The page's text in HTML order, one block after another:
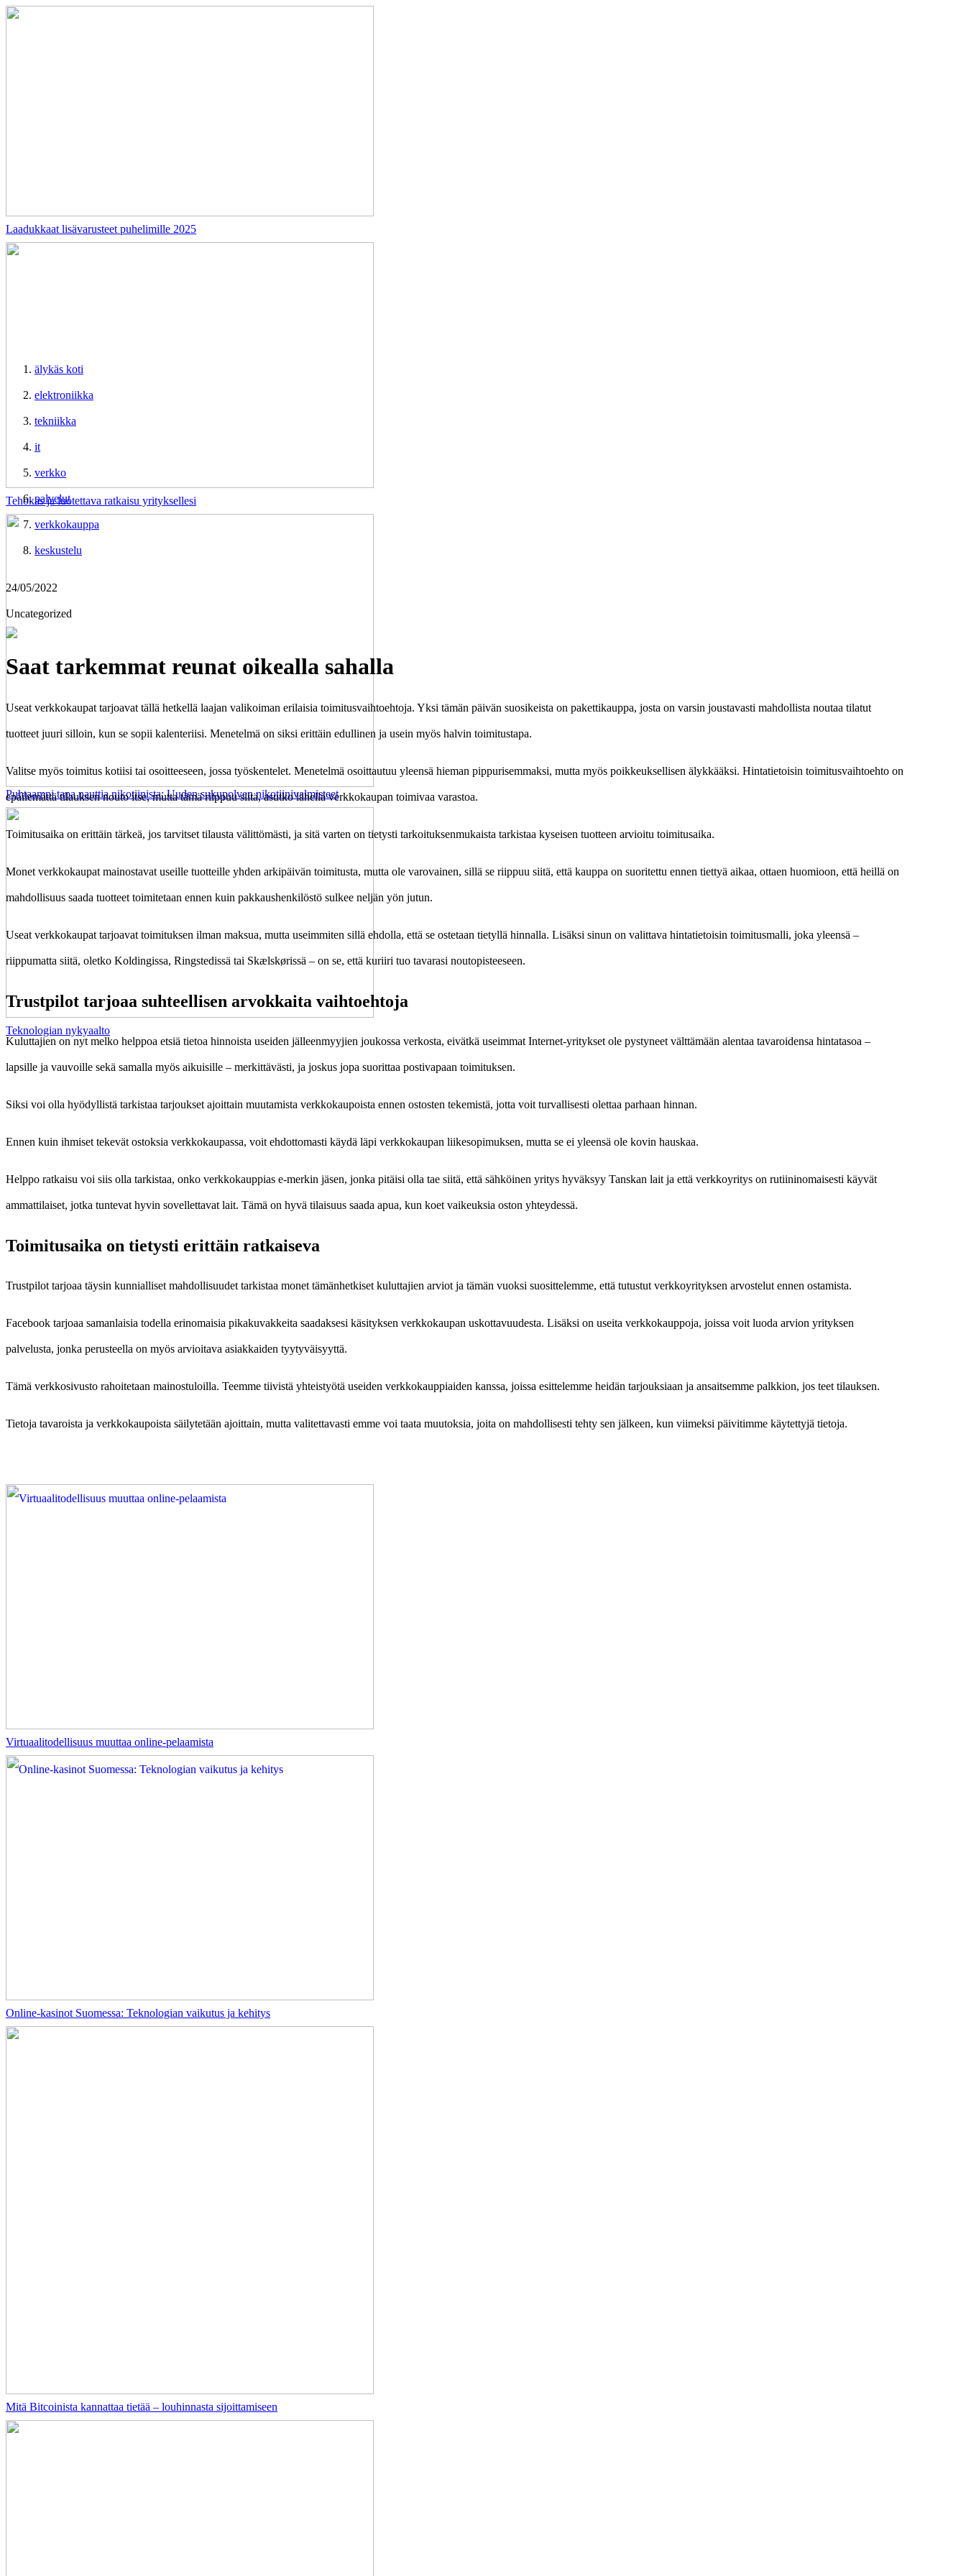
Laadukkaat lisävarusteet puhelimille 2025
Tehokas ja luotettava ratkaisu yrityksellesi
Puhtaampi tapa nauttia nikotiinista: Uuden sukupolven nikotiinivalmisteet
Teknologian nykyaalto
älykäs koti
elektroniikka
tekniikka
it
verkko
palvelut
verkkokauppa
keskustelu
24/05/2022
Uncategorized
Saat tarkemmat reunat oikealla sahalla
Useat verkkokaupat tarjoavat tällä hetkellä laajan valikoiman erilaisia toimitusvaihtoehtoja. Yksi tämän päivän suosikeista on pakettikauppa, josta on varsin joustavasti mahdollista noutaa tilatut
tuotteet juuri silloin, kun se sopii kalenteriisi. Menetelmä on siksi erittäin edullinen ja usein myös halvin toimitustapa.
Valitse myös toimitus kotiisi tai osoitteeseen, jossa työskentelet. Menetelmä osoittautuu yleensä hieman pippurisemmaksi, mutta myös poikkeuksellisen älykkääksi. Hintatietoisin toimitusvaihtoehto on
epäilemättä tilauksen nouto itse, mutta tämä riippuu siitä, asutko lähellä verkkokaupan toimivaa varastoa.
Toimitusaika on erittäin tärkeä, jos tarvitset tilausta välittömästi, ja sitä varten on tietysti tarkoituksenmukaista tarkistaa kyseisen tuotteen arvioitu toimitusaika.
Monet verkkokaupat mainostavat useille tuotteille yhden arkipäivän toimitusta, mutta ole varovainen, sillä se riippuu siitä, että kauppa on suoritettu ennen tiettyä aikaa, ottaen huomioon, että heillä on
mahdollisuus saada tuotteet toimitetaan ennen kuin pakkaushenkilöstö sulkee neljän yön jutun.
Useat verkkokaupat tarjoavat toimituksen ilman maksua, mutta useimmiten sillä ehdolla, että se ostetaan tietyllä hinnalla. Lisäksi sinun on valittava hintatietoisin toimitusmalli, joka yleensä –
riippumatta siitä, oletko Koldingissa, Ringstedissä tai Skælskørissä – on se, että kuriiri tuo tavarasi noutopisteeseen.
Trustpilot tarjoaa suhteellisen arvokkaita vaihtoehtoja
Kuluttajien on nyt melko helppoa etsiä tietoa hinnoista useiden jälleenmyyjien joukossa verkosta, eivätkä useimmat Internet-yritykset ole pystyneet välttämään alentaa tavaroidensa hintatasoa –
lapsille ja vauvoille sekä samalla myös aikuisille – merkittävästi, ja joskus jopa suorittaa postivapaan toimituksen.
Siksi voi olla hyödyllistä tarkistaa tarjoukset ajoittain muutamista verkkokaupoista ennen ostosten tekemistä, jotta voit turvallisesti olettaa parhaan hinnan.
Ennen kuin ihmiset tekevät ostoksia verkkokaupassa, voit ehdottomasti käydä läpi verkkokaupan liikesopimuksen, mutta se ei yleensä ole kovin hauskaa.
Helppo ratkaisu voi siis olla tarkistaa, onko verkkokauppias e-merkin jäsen, jonka pitäisi olla tae siitä, että sähköinen yritys hyväksyy Tanskan lait ja että verkkoyritys on rutiininomaisesti käyvät
ammattilaiset, jotka tuntevat hyvin sovellettavat lait. Tämä on hyvä tilaisuus saada apua, kun koet vaikeuksia oston yhteydessä.
Toimitusaika on tietysti erittäin ratkaiseva
Trustpilot tarjoaa täysin kunnialliset mahdollisuudet tarkistaa monet tämänhetkiset kuluttajien arviot ja tämän vuoksi suosittelemme, että tutustut verkkoyrityksen arvostelut ennen ostamista.
Facebook tarjoaa samanlaisia todella erinomaisia pikakuvakkeita saadaksesi käsityksen verkkokaupan uskottavuudesta. Lisäksi on useita verkkokauppoja, joissa voit luoda arvion yrityksen
palvelusta, jonka perusteella on myös arvioitava asiakkaiden tyytyväisyyttä.
Tämä verkkosivusto rahoitetaan mainostuloilla. Teemme tiivistä yhteistyötä useiden verkkokauppiaiden kanssa, joissa esittelemme heidän tarjouksiaan ja ansaitsemme palkkion, jos teet tilauksen.
Tietoja tavaroista ja verkkokaupoista säilytetään ajoittain, mutta valitettavasti emme voi taata muutoksia, joita on mahdollisesti tehty sen jälkeen, kun viimeksi päivitimme käytettyjä tietoja.
Virtuaalitodellisuus muuttaa online-pelaamista
Online-kasinot Suomessa: Teknologian vaikutus ja kehitys
Mitä Bitcoinista kannattaa tietää – louhinnasta sijoittamiseen